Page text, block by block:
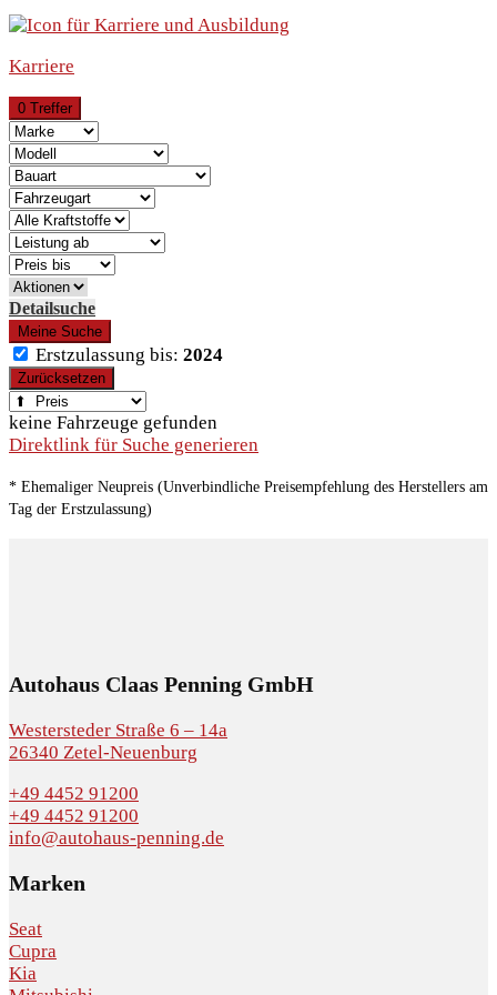
Karriere
0 Treffer
Detailsuche
Meine Suche
Erstzulassung bis: 2024
Zurücksetzen
keine Fahrzeuge gefunden
Direktlink für Suche generieren
* Ehemaliger Neupreis (Unverbindliche Preisempfehlung des Herstellers am
Tag der Erstzulassung)
Autohaus Claas Penning GmbH
Westersteder Straße 6 – 14a
26340 Zetel-Neuenburg
+49 4452 91200
+49 4452 91200
info@autohaus-penning.de
Marken
Seat
Cupra
Kia